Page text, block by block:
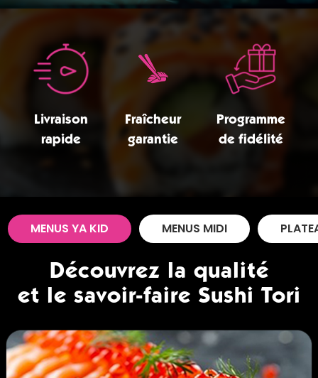
Livraison
rapide
Fraîcheur
garantie
Programme
de fidélité
MENUS YA KID MENUS MIDI
Découvrez la qualité
et le savoir-faire Sushi Tori